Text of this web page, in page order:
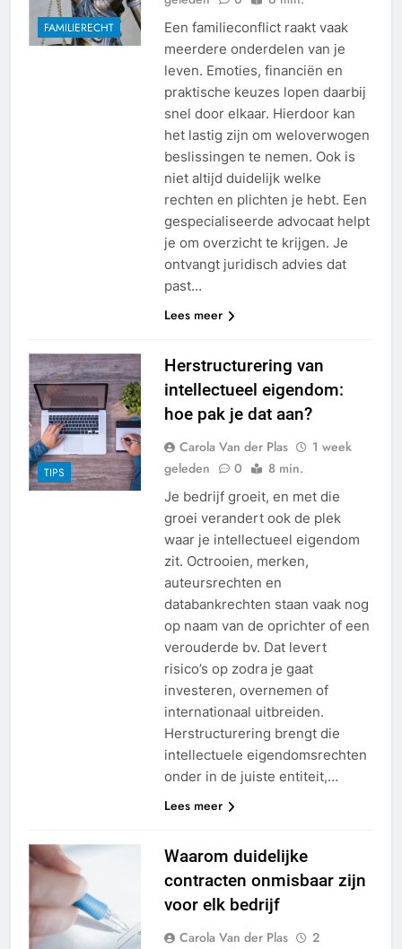
FAMILIERECHT
Een familieconflict raakt vaak
meerdere onderdelen van je
leven. Emoties, financiën en
praktische keuzes lopen daarbij
snel door elkaar. Hierdoor kan
het lastig zijn om weloverwogen
beslissingen te nemen. Ook is
niet altijd duidelijk welke
rechten en plichten je hebt. Een
gespecialiseerde advocaat helpt
je om overzicht te krijgen. Je
ontvangt juridisch advies dat
past…
Lees meer
TIPS
Herstructurering van
intellectueel eigendom:
hoe pak je dat aan?
Carola Van der Plas
1 week
geleden
0 8 min.
Je bedrijf groeit, en met die
groei verandert ook de plek
waar je intellectueel eigendom
zit. Octrooien, merken,
auteursrechten en
databankrechten staan vaak nog
op naam van de oprichter of een
verouderde bv. Dat levert
risico’s op zodra je gaat
investeren, overnemen of
internationaal uitbreiden.
Herstructurering brengt die
intellectuele eigendomsrechten
onder in de juiste entiteit,…
Lees meer
Waarom duidelijke
contracten onmisbaar zijn
voor elk bedrijf
Carola Van der Plas
2